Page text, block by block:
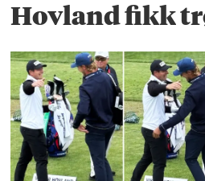
Hovland fikk